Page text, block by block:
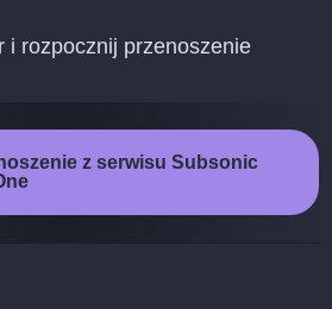
i rozpocznij przenoszenie
z serwisu Subsonic